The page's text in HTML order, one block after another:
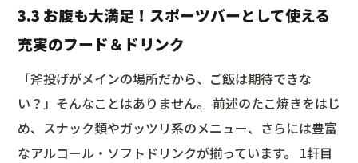
3.3 お腹も大満足！スポーツバーとして使える
充実のフード＆ドリンク
「斧投げがメインの場所だから、ご飯は期待できな
い？」そんなことはありません。 前述のたこ焼きをはじ
め、スナック類やガッツリ系のメニュー、さらには豊富
なアルコール・ソフトドリンクが揃っています。 1軒目